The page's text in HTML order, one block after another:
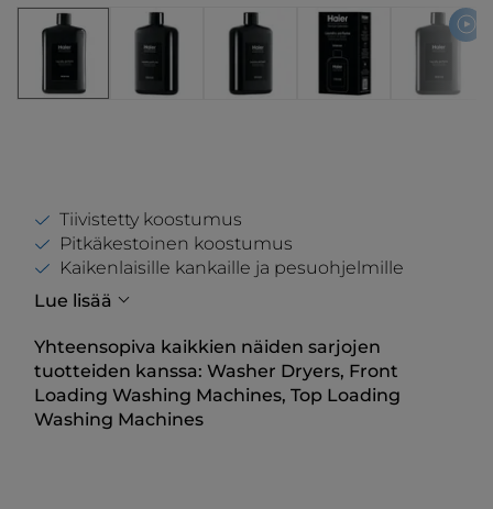
Tiivistetty koostumus
Pitkäkestoinen koostumus
Kaikenlaisille kankaille ja pesuohjelmille
Lue lisää
Yhteensopiva kaikkien näiden sarjojen
tuotteiden kanssa: Washer Dryers, Front
Loading Washing Machines, Top Loading
Washing Machines